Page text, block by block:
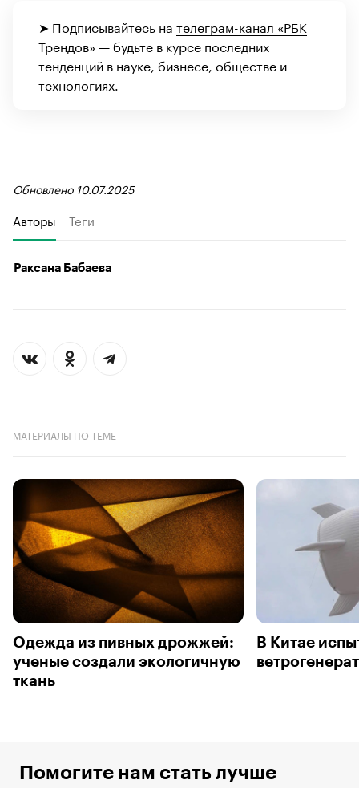
➤ Подписывайтесь на телеграм-канал «РБК
Трендов» — будьте в курсе последних
тенденций в науке, бизнесе, обществе и
технологиях.
Обновлено 10.07.2025
Авторы Теги
Раксана Бабаева
МАТЕРИАЛЫ ПО ТЕМЕ
Одежда из пивных дрожжей:
ученые создали экологичную
ткань
В Китае
Помогите нам стать лучше